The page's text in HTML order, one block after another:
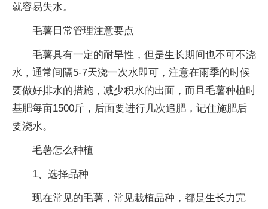
就容易失水。
毛薯日常管理注意要点
毛薯具有一定的耐旱性，但是生长期间也不可不浇
水，通常间隔5-7天浇一次水即可，注意在雨季的时候
要做好排水的措施，减少积水的出面，而且毛薯种植时
基肥每亩1500斤，后面要进行几次追肥，记住施肥后
要浇水。
毛薯怎么种植
1、选择品种
现在常见的毛薯，常见栽植品种，都是生长力完